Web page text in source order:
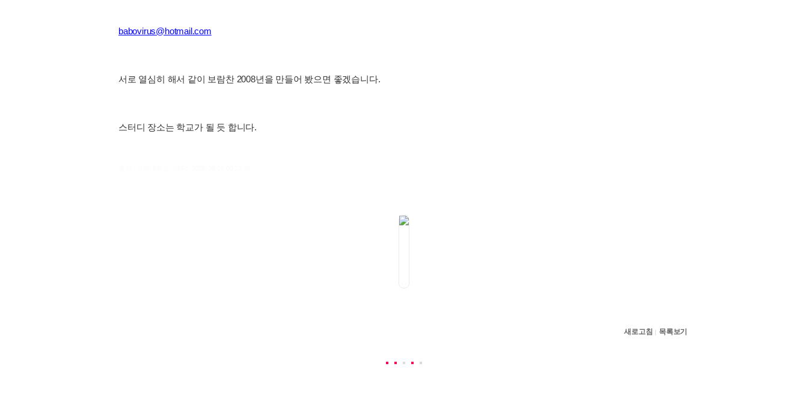
babovirus@hotmail.com
서로 열심히 해서 같이 보람찬 2008년을 만들어 봤으면 좋겠습니다.
스터디 장소는 학교가 될 듯 합니다.
새로고침 | 목록보기